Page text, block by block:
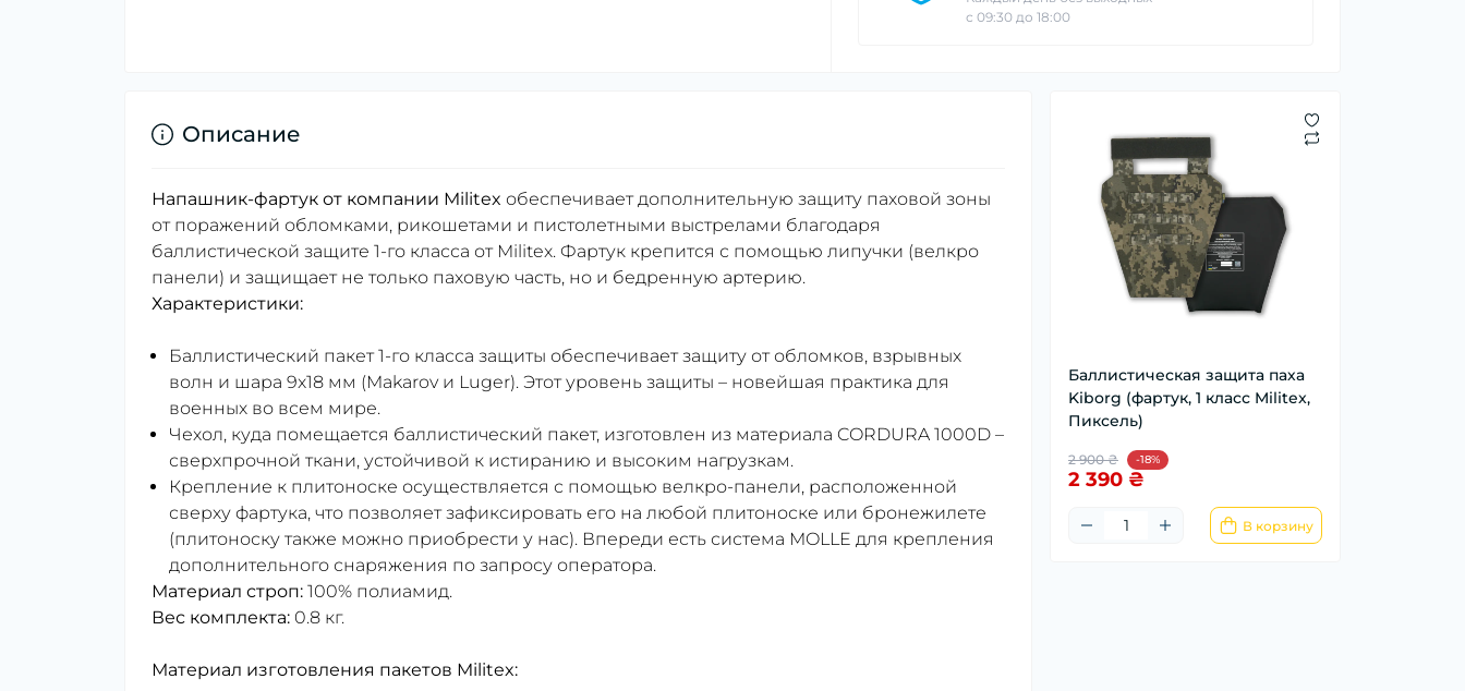
с 09:30 до 18:00
Баллистическая защита паха
Kiborg (фартук, 1 класс Militex,
Пиксель)
2 900 ₴ -18%
2 390 ₴
В корзину
Описание
Напашник-фартук от компании Militex обеспечивает дополнительную защиту паховой зоны
от поражений обломками, рикошетами и пистолетными выстрелами благодаря
баллистической защите 1-го класса от Militex. Фартук крепится с помощью липучки (велкро
панели) и защищает не только паховую часть, но и бедренную артерию.
Характеристики:
Баллистический пакет 1-го класса защиты обеспечивает защиту от обломков, взрывных
волн и шара 9x18 мм (Makarov и Luger). Этот уровень защиты – новейшая практика для
военных во всем мире.
Чехол, куда помещается баллистический пакет, изготовлен из материала CORDURA 1000D –
сверхпрочной ткани, устойчивой к истиранию и высоким нагрузкам.
Крепление к плитоноске осуществляется с помощью велкро-панели, расположенной
сверху фартука, что позволяет зафиксировать его на любой плитоноске или бронежилете
(плитоноску также можно приобрести у нас). Впереди есть система MOLLE для крепления
дополнительного снаряжения по запросу оператора.
Материал строп: 100% полиамид.
Вес комплекта: 0.8 кг.
Материал изготовления пакетов Militex: